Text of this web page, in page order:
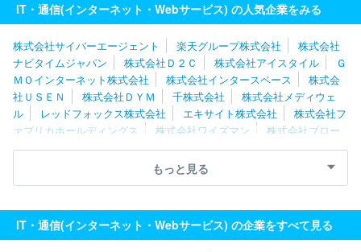
IT・通信(インターネット・Webサービス) の人気企業をみる
株式会社サイバーエージェント 楽天グループ株式会社
株式会社
ナビタイムジャパン
株式会社Ｄ２Ｃ 株式会社アイスタイル
Ｇ
ＭＯインターネット株式会社
株式会社インタースペース
株式会
社ＵＳＥＮ
株式会社ＤＹＭ 千株式会社
株式会社メディウェ
ル
レッドフォックス株式会社 エキサイト株式会社
株式会社フ
ァブリカホールディングス
株式会社ワイズマン
株式会社ブロー
ドエンタープライズ
グレイステクノロジー株式会社
株式会社バ
ＧＭＯメディア株式会社
株式会
社セレス
Ｉｎａｇｏｒａ株式会社
ＧＲＡＳグループ株式会社
株式会社朝
日ネット
ジャパンメディアシステム株式会社
株式会社エアネッ
もっと見る
IT・通信(インターネット・Webサービス) の企業をすべて見る